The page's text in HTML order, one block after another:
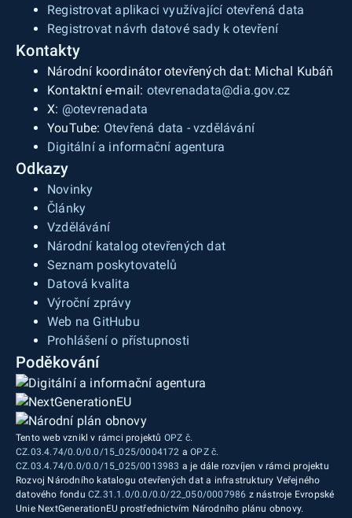
Registrovat aplikaci využívající otevřená data
Registrovat návrh datové sady k otevření
Kontakty
Národní koordinátor otevřených dat: Michal Kubáň
Kontaktní e-mail: otevrenadata@dia.gov.cz
X: @otevrenadata
YouTube: Otevřená data - vzdělávání
Digitální a informační agentura
Odkazy
Novinky
Články
Vzdělávání
Národní katalog otevřených dat
Seznam poskytovatelů
Datová kvalita
Výroční zprávy
Web na GitHubu
Prohlášení o přístupnosti
Poděkování
Tento web vznikl v rámci projektů OPZ č.
CZ.03.4.74/0.0/0.0/15_025/0004172 aOPZ č.
CZ.03.4.74/0.0/0.0/15_025/0013983 a je dále rozvíjen v rámci projektu
Rozvoj Národního katalogu otevřených dat a infrastruktury Veřejného
datového fondu CZ.31.1.0/0.0/0.0/22_050/0007986 z nástroje Evropské
Unie NextGenerationEU prostřednictvím Národního plánu obnovy.